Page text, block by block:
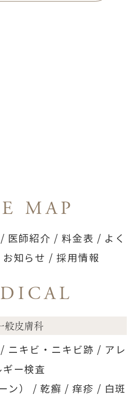
MAP
/ 医師紹介 / 料金表 / よく
お知らせ /採用情報
般皮膚科
ニキビ・ニキビ跡 / アレ
ギー検査
ン） / 乾癬 / 痒疹 / 白斑